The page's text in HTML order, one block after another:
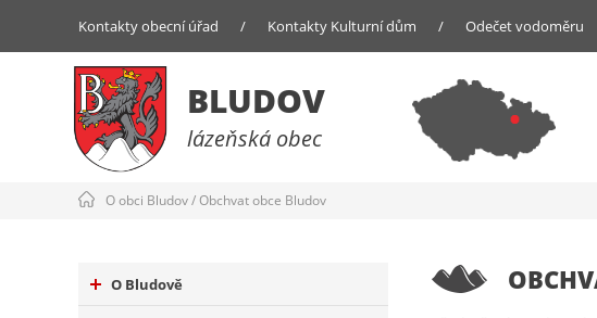
Kontakty obecní úřad / Kontakty Kulturní dům / Odečet vodoměru
BLUDOV
lázeňská obec
O obci Bludov/Obchvat obce Bludov
O Bludově